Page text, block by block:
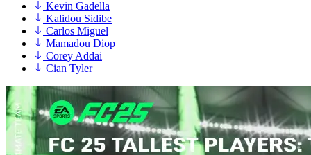
Kevin Gadella
Kalidou Sidibe
Carlos Miguel
Mamadou Diop
Corey Addai
Cian Tyler